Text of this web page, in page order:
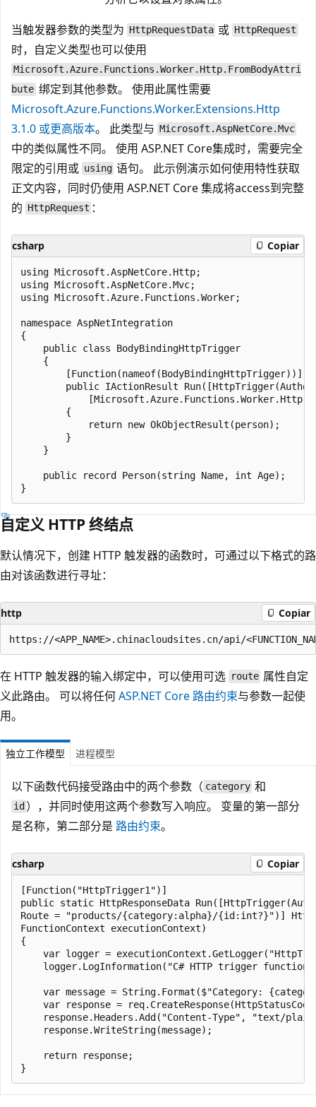
当触发器参数的类型为 HttpRequestData 或 HttpRequest
时，自定义类型也可以使用
Microsoft.Azure.Functions.Worker.Http.FromBodyAttri
bute 绑定到其他参数。 使用此属性需要
Microsoft.Azure.Functions.Worker.Extensions.Http
3.1.0 或更高版本。 此类型与 Microsoft.AspNetCore.Mvc
中的类似属性不同。 使用 ASP.NET Core集成时，需要完全
限定的引用或 using 语句。 此示例演示如何使用特性获取
正文内容，同时仍使用 ASP.NET Core 集成将access到完整
的 HttpRequest ：
csharp Copiar
using Microsoft.AspNetCore.Http;
using Microsoft.AspNetCore.Mvc;
using Microsoft.Azure.Functions.Worker;
namespace AspNetIntegration
{
    public class BodyBindingHttpTrigger
    {
        [Function(nameof(BodyBindingHttpTrigger))]
public IActionResult
        {
            return new OkObjectResult(person);
        }
    }
    public record Person(string Name, int Age);
自定义 HTTP 终结点
默认情况下，创建 HTTP 触发器的函数时，可通过以下格式的路
由对该函数进行寻址：
http Copiar
在 HTTP 触发器的输入绑定中，可以使用可选 route 属性自定
义此路由。 可以将任何ASP.NET Core 路由约束与参数一起使
用。
独立工作模型 进程模型
以下函数代码接受路由中的两个参数（ category 和
id ），并同时使用这两个参数写入响应。 变量的第一部分
是名称，第二部分是 路由约束。
csharp Copiar
[Function("HttpTrigger1")]
public static HttpResponseData
Route = "products/{category:alpha}/{id:int?}")]
FunctionContext executionContext)
{
var logger =
logger.LogInformation("C# HTTP trigger function
var message = String.Format($"Category:
var response =
response.Headers.Add("Content-Type", "text/
    response.WriteString(message);
    return response;